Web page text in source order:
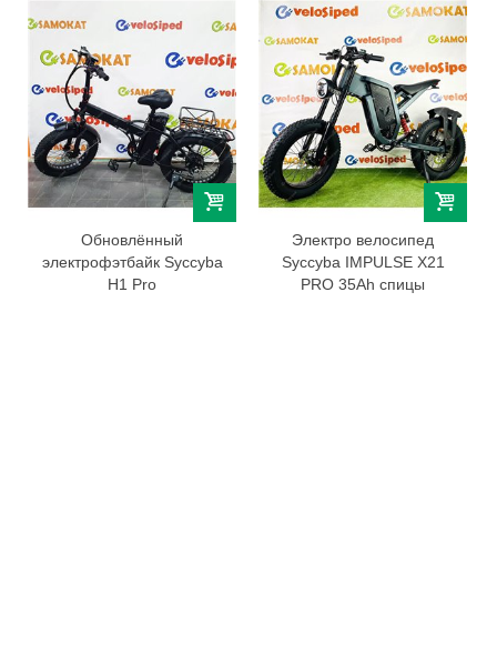
Обновлённый
электрофэтбайк Syccyba
H1 Pro
Электро велосипед
Syccyba IMPULSE X21
PRO 35Ah спицы